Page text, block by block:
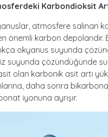
Karbondioksit
atmosfere salınan
önemli karbon
okyanus suyunda
suyunda çözündüğünde
olan karbonik asit artı
daha sonra
iyonuna ayrışır.